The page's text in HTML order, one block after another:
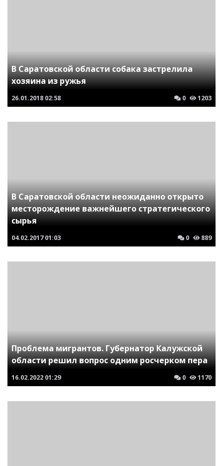
В Саратовской области собака застрелила
хозяина из ружья
26.01.2018 02:58 0 1203
В Саратовской области неожиданно открыто
месторождение важнейшего стратегического
сырья
04.02.2017 01:03 0 889
Проблема мигрантов. Губернатор Калужской
области решил вопрос одним росчерком пера
16.02.2022 01:29 0 1170